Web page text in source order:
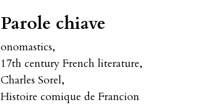
Parole chiave
onomastics,
17th century French literature,
Charles Sorel,
Histoire comique de Francion